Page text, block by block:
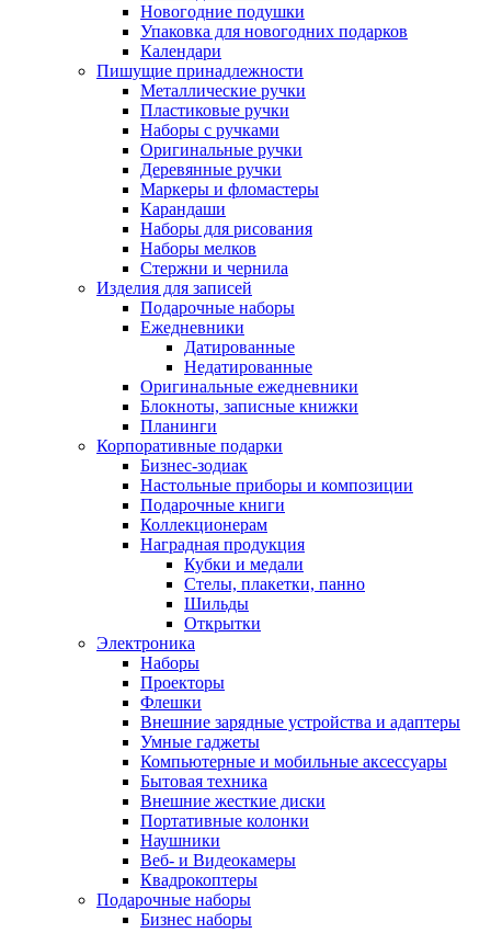
Новогодние подушки
Упаковка для новогодних подарков
Календари
Пишущие принадлежности
Металлические ручки
Пластиковые ручки
Наборы с ручками
Оригинальные ручки
Деревянные ручки
Маркеры и фломастеры
Карандаши
Наборы для рисования
Наборы мелков
Стержни и чернила
Изделия для записей
Подарочные наборы
Ежедневники
Датированные
Недатированные
Оригинальные ежедневники
Блокноты, записные книжки
Планинги
Корпоративные подарки
Бизнес-зодиак
Настольные приборы и композиции
Подарочные книги
Коллекционерам
Наградная продукция
Кубки и медали
Стелы, плакетки, панно
Шильды
Открытки
Электроника
Наборы
Проекторы
Флешки
Внешние зарядные устройства и адаптеры
Умные гаджеты
Компьютерные и мобильные аксессуары
Бытовая техника
Внешние жесткие диски
Портативные колонки
Наушники
Веб- и Видеокамеры
Квадрокоптеры
Подарочные наборы
Бизнес наборы